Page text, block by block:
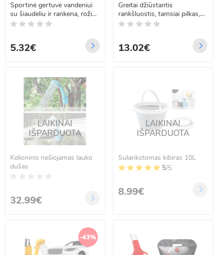
Sportinė gertuvė vandeniui
su šiaudeliu ir rankena, rožinė
ir mėlyna, 600 ml
5.32€
Greitai džiūstantis
rankšluostis, tamsiai pilkas,
Trizand 180x100 cm
13.02€
LAIKINAI
IŠPARDUOTA
Kelioninis nešiojamas lauko
dušas
32.99€
LAIKINAI
IŠPARDUOTA
Sulankstomas kibiras 10L
5/5
8.99€
-43%